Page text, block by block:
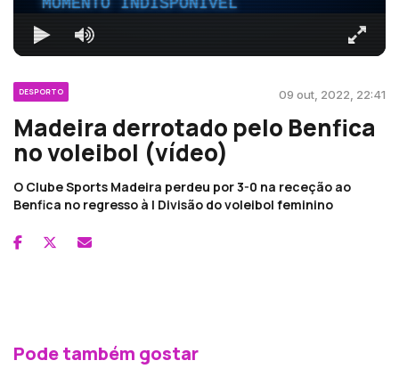
DESPORTO 09 out, 2022, 22:41
Madeira derrotado pelo Benfica
no voleibol (vídeo)
O Clube Sports Madeira perdeu por 3-0 na receção ao
Benfica no regresso à I Divisão do voleibol feminino
Pode também gostar